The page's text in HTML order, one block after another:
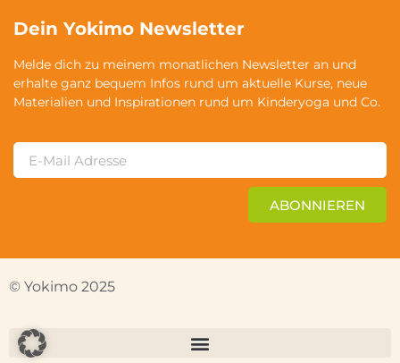
Dein Yokimo Newsletter
Melde dich zu meinem monatlichen Newsletter an und
erhalte ganz bequem Infos rund um aktuelle Kurse, neue
Materialien und Inspirationen rund um Kinderyoga und Co.
ABONNIEREN
© Yokimo 2025